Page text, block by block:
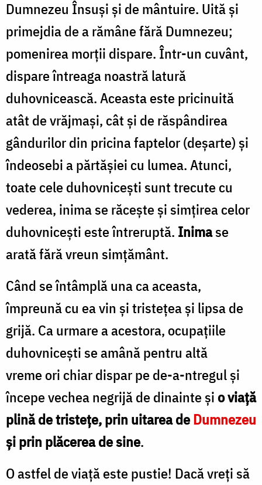
Dumnezeu Însuși și de mântuire. Uită și
primejdia de a rămâne fără Dumnezeu;
pomenirea morții dispare. Într-un cuvânt,
dispare întreaga noastră latură
duhovnicească. Aceasta este pricinuită
atât de vrăjmași, cât și de răspândirea
gândurilor din pricina faptelor (deșarte) și
îndeosebi a părtășiei cu lumea. Atunci,
toate cele duhovnicești sunt trecute cu
vederea, inima se răcește și simțirea celor
duhovnicești este întreruptă. Inimase
arată fără vreun simțământ.
Când se întâmplă una ca aceasta,
împreună cu ea vin și tristețea și lipsa de
grijă. Ca urmare a acestora, ocupațiile
duhovnicești se amână pentru altă
vreme ori chiar dispar pe de-a-ntregul și
începe vechea negrijă de dinainte șio viață
plină de tristețe, prin uitarea deDumnezeu
și prin plăcerea de sine.
O astfel de viață este pustie! Dacă vreți să